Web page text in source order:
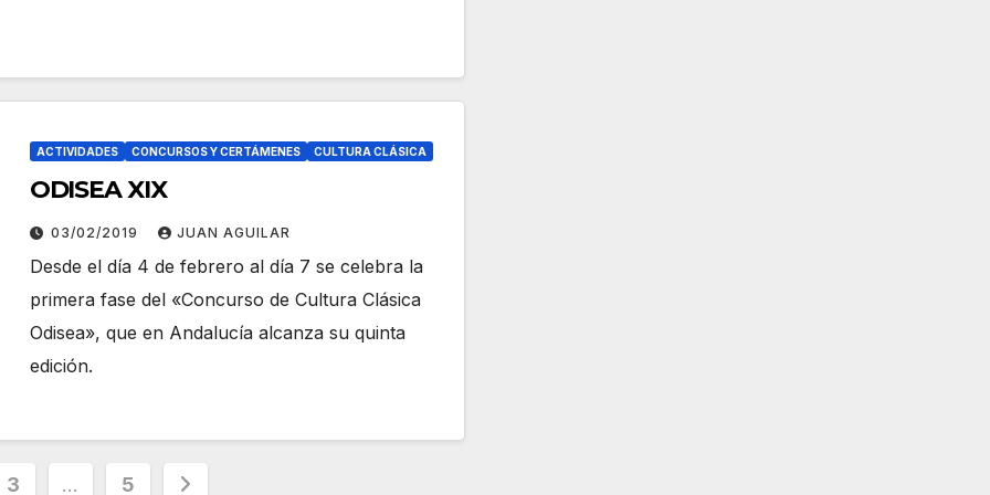
ACTIVIDADES CONCURSOS Y CERTÁMENES CULTURA CLÁSICA
ODISEA XIX
03/02/2019 JUAN AGUILAR
Desde el día 4 de febrero al día 7 se celebra la
primera fase del «Concurso de Cultura Clásica
Odisea», que en Andalucía alcanza su quinta
edición.
3 … 5